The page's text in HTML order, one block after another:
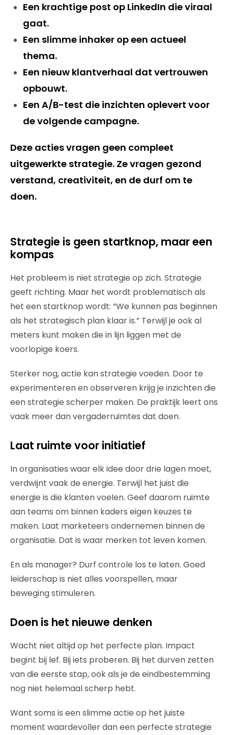
Een krachtige post op LinkedIn die viraal
gaat.
Een slimme inhaker op een actueel
thema.
Een nieuw klantverhaal dat vertrouwen
opbouwt.
Een A/B-test die inzichten oplevert voor
de volgende campagne.
Deze acties vragen geen compleet
uitgewerkte strategie. Ze vragen gezond
verstand, creativiteit, en de durf om te
doen.
Strategie is geen startknop, maar een
kompas
Het probleem is niet strategie op zich. Strategie
geeft richting. Maar het wordt problematisch als
het een startknop wordt: “We kunnen pas beginnen
als het strategisch plan klaar is.” Terwijl je ook al
meters kunt maken die in lijn liggen met de
voorlopige koers.
Sterker nog, actie kan strategie voeden. Door te
experimenteren en observeren krijg je inzichten die
een strategie scherper maken. De praktijk leert ons
vaak meer dan vergaderruimtes dat doen.
Laat ruimte voor initiatief
In organisaties waar elk idee door drie lagen moet,
verdwijnt vaak de energie. Terwijl het juist die
energie is die klanten voelen. Geef daarom ruimte
aan teams om binnen kaders eigen keuzes te
maken. Laat marketeers ondernemen binnen de
organisatie. Dat is waar merken tot leven komen.
En als manager? Durf controle los te laten. Goed
leiderschap is niet alles voorspellen, maar
beweging stimuleren.
Doen is het nieuwe denken
Wacht niet altijd op het perfecte plan. Impact
begint bij lef. Bij iets proberen. Bij het durven zetten
van die eerste stap, ook als je de eindbestemming
nog niet helemaal scherp hebt.
Want soms is een slimme actie op het juiste
moment waardevoller dan een perfecte strategie